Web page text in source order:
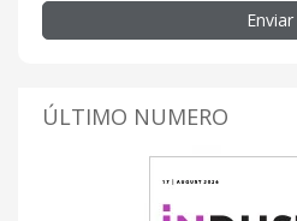
Enviar
ÚLTIMO NUMERO